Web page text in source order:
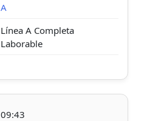
A
Línea A Completa
Laborable
09:43